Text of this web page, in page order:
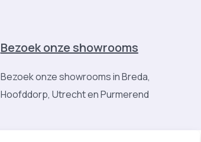
Bezoek onze showrooms
Bezoek onze showrooms in Breda,
Hoofddorp, Utrecht en Purmerend